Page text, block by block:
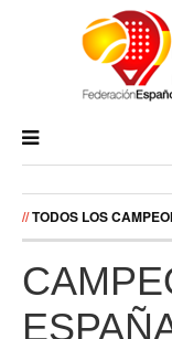
//TODOS LOS